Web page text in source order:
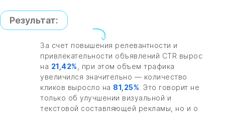
Результат:
За счет повышения релевантности и
привлекательности объявлений CTR вырос
на 21,42% , при этом объем трафика
увеличился значительно — количество
кликов выросло на 81,25% . Это говорит не
только об улучшении визуальной и
текстовой составляющей рекламы, но и о